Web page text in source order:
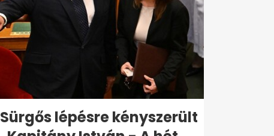
Sürgős lépésre kényszerült